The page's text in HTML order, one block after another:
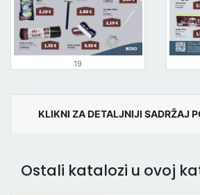
19
KLIKNI ZA DETALJNIJI SADRŽAJ
Ostali katalozi u ovoj